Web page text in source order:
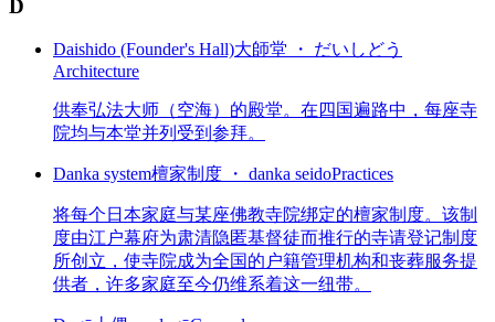
D
Daishido (Founder's Hall)大師堂 ・ だいしどう
Architecture
供奉弘法大师（空海）的殿堂。在四国遍路中，每座寺
院均与本堂并列受到参拜。
Danka system檀家制度 ・ danka seidoPractices
将每个日本家庭与某座佛教寺院绑定的檀家制度。该制
度由江户幕府为肃清隐匿基督徒而推行的寺请登记制度
所创立，使寺院成为全国的户籍管理机构和丧葬服务提
供者，许多家庭至今仍维系着这一纽带。